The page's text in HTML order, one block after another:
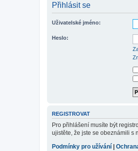
Přihlásit se
Uživatelské jméno:
Heslo:
REGISTROVAT
Pro přihlášení musíte být
ujistěte, že jste se obeznámili s
Podmínky pro užívání